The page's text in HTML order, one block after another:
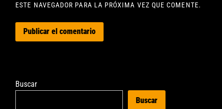
ESTE NAVEGADOR PARA LA PRÓXIMA VEZ QUE COMENTE.
Buscar
Buscar